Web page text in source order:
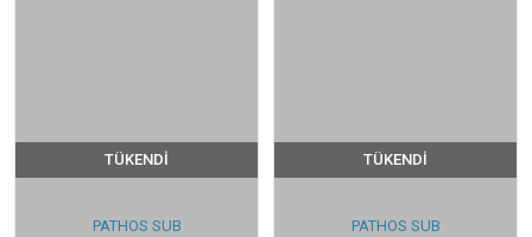
TÜKENDİ
PATHOS SUB
TÜKENDİ
PATHOS SUB